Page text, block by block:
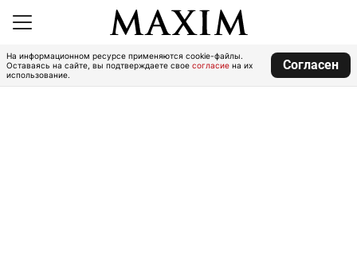
На информационном ресурсе применяются cookie-файлы.
Оставаясь на сайте, вы подтверждаете свое согласие на их
использование.
Согласен